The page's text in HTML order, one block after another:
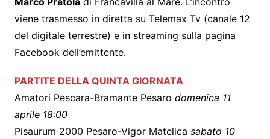
viene trasmesso in diretta su Telemax Tv (canale 12
del digitale terrestre) e in streaming sulla pagina
Facebook dell’emittente.
PARTITE DELLA QUINTA GIORNATA
Amatori Pescara-Bramante Pesaro domenica 11
aprile 18:00
Pisaurum 2000 Pesaro-Vigor Matelica sabato 10